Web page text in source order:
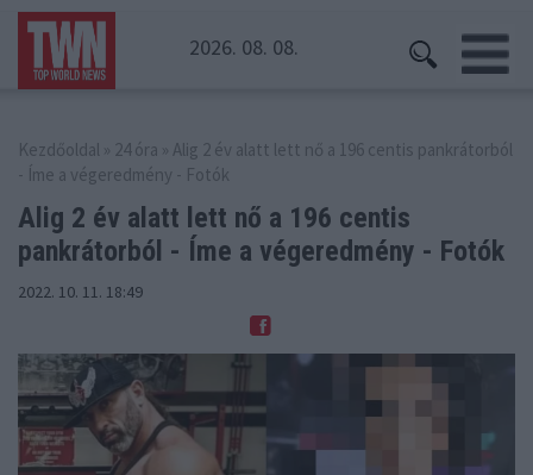
2026. 08. 08.
Kezdőoldal » 24 óra » Alig 2 év alatt lett nő a 196 centis pankrátorból
- Íme a végeredmény - Fotók
Alig 2 év alatt lett nő a 196 centis
pankrátorból - Íme a végeredmény - Fotók
2022. 10. 11. 18:49